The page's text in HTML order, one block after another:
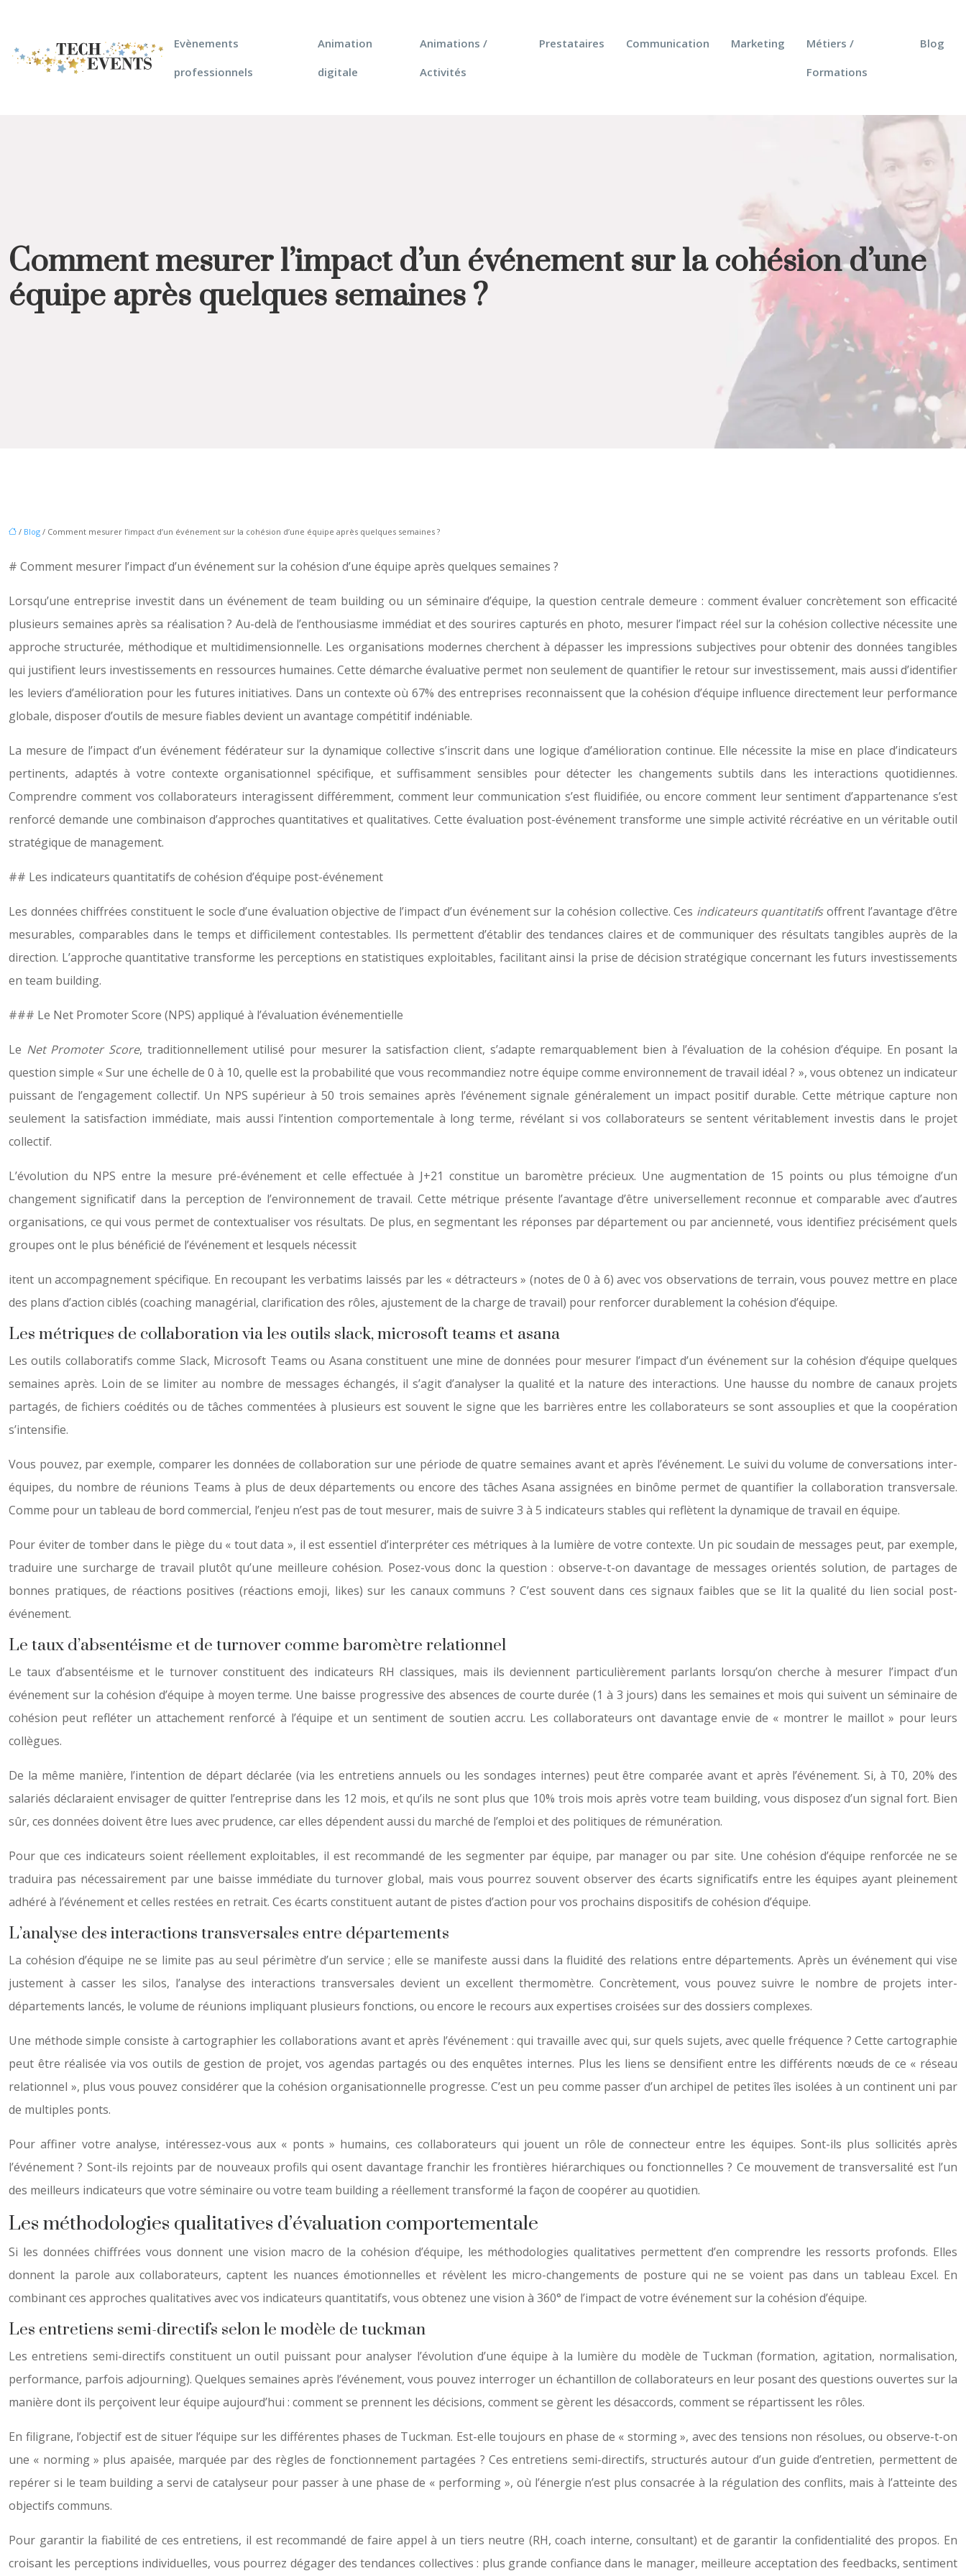
Evènements
professionnels
Animation
digitale
Animations /
Activités
Prestataires Communication Marketing
Métiers /
Formations
Blog
Comment mesurer l’impact d’un événement sur la cohésion d’une
équipe après quelques semaines ?
/ Blog / Comment mesurer l’impact d’un événement sur la cohésion d’une équipe après quelques semaines ?
# Comment mesurer l’impact d’un événement sur la cohésion d’une équipe après quelques semaines ?
Lorsqu’une entreprise investit dans un événement de team building ou un séminaire d’équipe, la question centrale demeure : comment évaluer concrètement son efficacité
plusieurs semaines après sa réalisation ? Au-delà de l’enthousiasme immédiat et des sourires capturés en photo, mesurer l’impact réel sur la cohésion collective nécessite une
approche structurée, méthodique et multidimensionnelle. Les organisations modernes cherchent à dépasser les impressions subjectives pour obtenir des données tangibles
qui justifient leurs investissements en ressources humaines. Cette démarche évaluative permet non seulement de quantifier le retour sur investissement, mais aussi d’identifier
les leviers d’amélioration pour les futures initiatives. Dans un contexte où 67% des entreprises reconnaissent que la cohésion d’équipe influence directement leur performance
globale, disposer d’outils de mesure fiables devient un avantage compétitif indéniable.
La mesure de l’impact d’un événement fédérateur sur la dynamique collective s’inscrit dans une logique d’amélioration continue. Elle nécessite la mise en place d’indicateurs
pertinents, adaptés à votre contexte organisationnel spécifique, et suffisamment sensibles pour détecter les changements subtils dans les interactions quotidiennes.
Comprendre comment vos collaborateurs interagissent différemment, comment leur communication s’est fluidifiée, ou encore comment leur sentiment d’appartenance s’est
renforcé demande une combinaison d’approches quantitatives et qualitatives. Cette évaluation post-événement transforme une simple activité récréative en un véritable outil
stratégique de management.
## Les indicateurs quantitatifs de cohésion d’équipe post-événement
Les données chiffrées constituent le socle d’une évaluation objective de l’impact d’un événement sur la cohésion collective. Ces indicateurs quantitatifsoffrent l’avantage d’être
mesurables, comparables dans le temps et difficilement contestables. Ils permettent d’établir des tendances claires et de communiquer des résultats tangibles auprès de la
direction. L’approche quantitative transforme les perceptions en statistiques exploitables, facilitant ainsi la prise de décision stratégique concernant les futurs investissements
en team building.
### Le Net Promoter Score (NPS) appliqué à l’évaluation événementielle
Le Net Promoter Score, traditionnellement utilisé pour mesurer la satisfaction client, s’adapte remarquablement bien à l’évaluation de la cohésion d’équipe. En posant la
question simple « Sur une échelle de 0 à 10, quelle est la probabilité que vous recommandiez notre équipe comme environnement de travail idéal ? », vous obtenez un indicateur
puissant de l’engagement collectif. Un NPS supérieur à 50 trois semaines après l’événement signale généralement un impact positif durable. Cette métrique capture non
seulement la satisfaction immédiate, mais aussi l’intention comportementale à long terme, révélant si vos collaborateurs se sentent véritablement investis dans le projet
collectif.
L’évolution du NPS entre la mesure pré-événement et celle effectuée à J+21 constitue un baromètre précieux. Une augmentation de 15 points ou plus témoigne d’un
changement significatif dans la perception de l’environnement de travail. Cette métrique présente l’avantage d’être universellement reconnue et comparable avec d’autres
organisations, ce qui vous permet de contextualiser vos résultats. De plus, en segmentant les réponses par département ou par ancienneté, vous identifiez précisément quels
groupes ont le plus bénéficié de l’événement et lesquels nécessit
itent un accompagnement spécifique. En recoupant les verbatims laissés par les « détracteurs » (notes de 0 à 6) avec vos observations de terrain, vous pouvez mettre en place
des plans d’action ciblés (coaching managérial, clarification des rôles, ajustement de la charge de travail) pour renforcer durablement la cohésion d’équipe.
Les métriques de collaboration via les outils slack, microsoft teams et asana
Les outils collaboratifs comme Slack, Microsoft Teams ou Asana constituent une mine de données pour mesurer l’impact d’un événement sur la cohésion d’équipe quelques
semaines après. Loin de se limiter au nombre de messages échangés, il s’agit d’analyser la qualité et la nature des interactions. Une hausse du nombre de canaux projets
partagés, de fichiers coédités ou de tâches commentées à plusieurs est souvent le signe que les barrières entre les collaborateurs se sont assouplies et que la coopération
s’intensifie.
Vous pouvez, par exemple, comparer les données de collaboration sur une période de quatre semaines avant et après l’événement. Le suivi du volume de conversations inter-
équipes, du nombre de réunions Teams à plus de deux départements ou encore des tâches Asana assignées en binôme permet de quantifier la collaboration transversale.
Comme pour un tableau de bord commercial, l’enjeu n’est pas de tout mesurer, mais de suivre 3 à 5 indicateurs stables qui reflètent la dynamique de travail en équipe.
Pour éviter de tomber dans le piège du « tout data », il est essentiel d’interpréter ces métriques à la lumière de votre contexte. Un pic soudain de messages peut, par exemple,
traduire une surcharge de travail plutôt qu’une meilleure cohésion. Posez-vous donc la question : observe-t-on davantage de messages orientés solution, de partages de
bonnes pratiques, de réactions positives (réactions emoji, likes) sur les canaux communs ? C’est souvent dans ces signaux faibles que se lit la qualité du lien social post-
événement.
Le taux d’absentéisme et de turnover comme baromètre relationnel
Le taux d’absentéisme et le turnover constituent des indicateurs RH classiques, mais ils deviennent particulièrement parlants lorsqu’on cherche à mesurer l’impact d’un
événement sur la cohésion d’équipe à moyen terme. Une baisse progressive des absences de courte durée (1 à 3 jours) dans les semaines et mois qui suivent un séminaire de
cohésion peut refléter un attachement renforcé à l’équipe et un sentiment de soutien accru. Les collaborateurs ont davantage envie de « montrer le maillot » pour leurs
collègues.
De la même manière, l’intention de départ déclarée (via les entretiens annuels ou les sondages internes) peut être comparée avant et après l’événement. Si, à T0, 20% des
salariés déclaraient envisager de quitter l’entreprise dans les 12 mois, et qu’ils ne sont plus que 10% trois mois après votre team building, vous disposez d’un signal fort. Bien
sûr, ces données doivent être lues avec prudence, car elles dépendent aussi du marché de l’emploi et des politiques de rémunération.
Pour que ces indicateurs soient réellement exploitables, il est recommandé de les segmenter par équipe, par manager ou par site. Une cohésion d’équipe renforcée ne se
traduira pas nécessairement par une baisse immédiate du turnover global, mais vous pourrez souvent observer des écarts significatifs entre les équipes ayant pleinement
adhéré à l’événement et celles restées en retrait. Ces écarts constituent autant de pistes d’action pour vos prochains dispositifs de cohésion d’équipe.
L’analyse des interactions transversales entre départements
La cohésion d’équipe ne se limite pas au seul périmètre d’un service ; elle se manifeste aussi dans la fluidité des relations entre départements. Après un événement qui vise
justement à casser les silos, l’analyse des interactions transversales devient un excellent thermomètre. Concrètement, vous pouvez suivre le nombre de projets inter-
départements lancés, le volume de réunions impliquant plusieurs fonctions, ou encore le recours aux expertises croisées sur des dossiers complexes.
Une méthode simple consiste à cartographier les collaborations avant et après l’événement : qui travaille avec qui, sur quels sujets, avec quelle fréquence ? Cette cartographie
peut être réalisée via vos outils de gestion de projet, vos agendas partagés ou des enquêtes internes. Plus les liens se densifient entre les différents nœuds de ce « réseau
relationnel », plus vous pouvez considérer que la cohésion organisationnelle progresse. C’est un peu comme passer d’un archipel de petites îles isolées à un continent uni par
de multiples ponts.
Pour affiner votre analyse, intéressez-vous aux « ponts » humains, ces collaborateurs qui jouent un rôle de connecteur entre les équipes. Sont-ils plus sollicités après
l’événement ? Sont-ils rejoints par de nouveaux profils qui osent davantage franchir les frontières hiérarchiques ou fonctionnelles ? Ce mouvement de transversalité est l’un
des meilleurs indicateurs que votre séminaire ou votre team building a réellement transformé la façon de coopérer au quotidien.
Les méthodologies qualitatives d’évaluation comportementale
Si les données chiffrées vous donnent une vision macro de la cohésion d’équipe, les méthodologies qualitatives permettent d’en comprendre les ressorts profonds. Elles
donnent la parole aux collaborateurs, captent les nuances émotionnelles et révèlent les micro-changements de posture qui ne se voient pas dans un tableau Excel. En
combinant ces approches qualitatives avec vos indicateurs quantitatifs, vous obtenez une vision à 360° de l’impact de votre événement sur la cohésion d’équipe.
Les entretiens semi-directifs selon le modèle de tuckman
Les entretiens semi-directifs constituent un outil puissant pour analyser l’évolution d’une équipe à la lumière du modèle de Tuckman (formation, agitation, normalisation,
performance, parfois adjourning). Quelques semaines après l’événement, vous pouvez interroger un échantillon de collaborateurs en leur posant des questions ouvertes sur la
manière dont ils perçoivent leur équipe aujourd’hui : comment se prennent les décisions, comment se gèrent les désaccords, comment se répartissent les rôles.
En filigrane, l’objectif est de situer l’équipe sur les différentes phases de Tuckman. Est-elle toujours en phase de « storming », avec des tensions non résolues, ou observe-t-on
une « norming » plus apaisée, marquée par des règles de fonctionnement partagées ? Ces entretiens semi-directifs, structurés autour d’un guide d’entretien, permettent de
repérer si le team building a servi de catalyseur pour passer à une phase de « performing », où l’énergie n’est plus consacrée à la régulation des conflits, mais à l’atteinte des
objectifs communs.
Pour garantir la fiabilité de ces entretiens, il est recommandé de faire appel à un tiers neutre (RH, coach interne, consultant) et de garantir la confidentialité des propos. En
croisant les perceptions individuelles, vous pourrez dégager des tendances collectives : plus grande confiance dans le manager, meilleure acceptation des feedbacks, sentiment